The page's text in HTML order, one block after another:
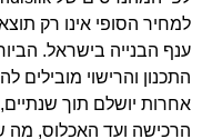
למחיר הסופי אינו רק
ענף הבנייה בישראל.
התכנון והרישוי מובילים
הרכישה ועד האכלוס, מה